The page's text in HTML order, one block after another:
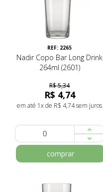
REF: 2265
Nadir Copo Bar Long Drink
264ml (2601)
R$ 5,34
R$ 4,74
em até 1x de R$ 4,74 sem juros
comprar